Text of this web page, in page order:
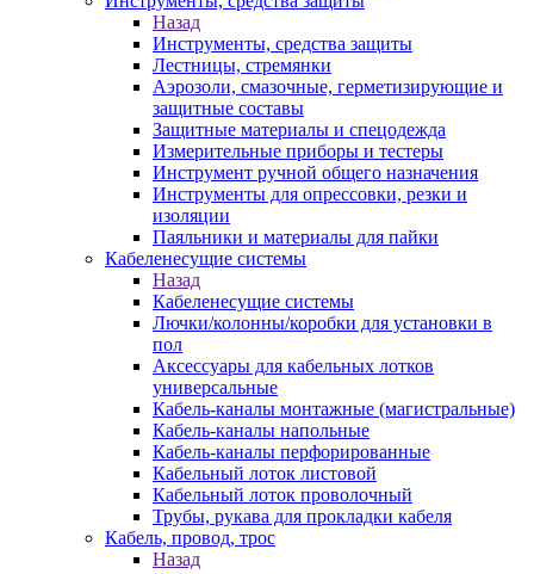
Назад
Инструменты, средства защиты
Лестницы, стремянки
Аэрозоли, смазочные, герметизирующие и
защитные составы
Защитные материалы и спецодежда
Измерительные приборы и тестеры
Инструмент ручной общего назначения
Инструменты для опрессовки, резки и
изоляции
Паяльники и материалы для пайки
Кабеленесущие системы
Назад
Кабеленесущие системы
Лючки/колонны/коробки для установки в
пол
Аксессуары для кабельных лотков
универсальные
Кабель-каналы монтажные (магистральные)
Кабель-каналы напольные
Кабель-каналы перфорированные
Кабельный лоток листовой
Кабельный лоток проволочный
Трубы, рукава для прокладки кабеля
Кабель, провод, трос
Назад